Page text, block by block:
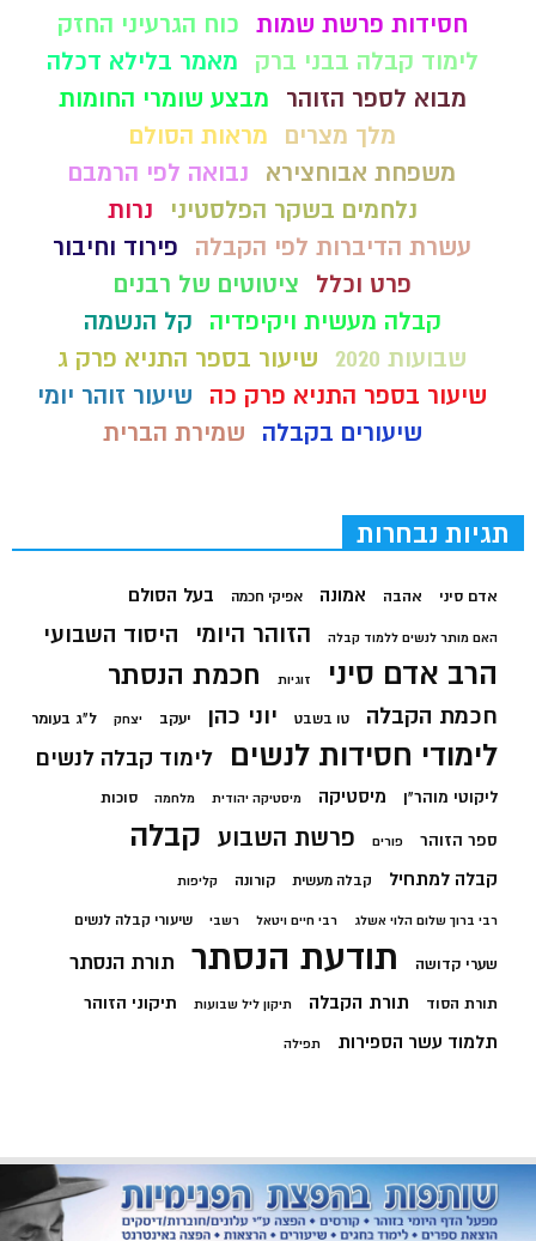
חסידות פרשת שמות כוח הגרעיני החזק
לימוד קבלה בבני ברק
מאמר בלילא דכלה
מבוא לספר הזוהר
מבצע שומרי החומות
מלך מצרים
מראות הסולם
משפחת אבוחצירא
נבואה לפי הרמבם
נלחמים בשקר הפלסטיני
נרות
עשרת הדיברות לפי הקבלה
פירוד וחיבור
פרט וכלל
ציטוטים של רבנים
קבלה מעשית ויקיפדיה
קל הנשמה
שבועות 2020
שיעור בספר התניא פרק ג
שיעור בספר התניא פרק כה
שיעור זוהר יומי
שיעורים בקבלה
שמירת הברית
תגיות נבחרות
אדם סיני אהבה אמונה אפיקי חכמה בעל הסולם
האם מותר לנשים ללמוד קבלה הזוהר היומי היסוד השבועי
הרב אדם סיני זוגיות חכמת הנסתר
חכמת הקבלה טו בשבט יוני כהן יעקב יצחק ל"ג בעומר
לימודי חסידות לנשים לימוד קבלה לנשים
ליקוטי מוהר"ן מיסטיקה מיסטיקה יהודית מלחמה סוכות
ספר הזוהר פורים פרשת השבוע קבלה
קבלה למתחיל קבלה מעשית קורונה קליפות
רבי ברוך שלום הלוי אשלג רבי חיים ויטאל רשבי שיעורי קבלה לנשים
שערי קדושה תודעת הנסתר תורת הנסתר
תורת הסוד תורת הקבלה תיקון ליל שבועות תיקוני הזוהר
תלמוד עשר הספירות תפילה